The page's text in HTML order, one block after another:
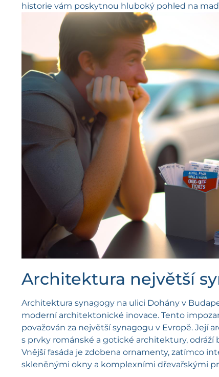
historie vám poskytnou hluboký pohled na
Architektura největší
Architektura synagogy na ulici Dohány v
moderní architektonické inovace. Tento
považován za největší synagogu v Evropě.
s prvky románské a gotické architektury,
Vnější fasáda je zdobena ornamenty, zatímco
skleněnými okny a komplexními dřevařskými